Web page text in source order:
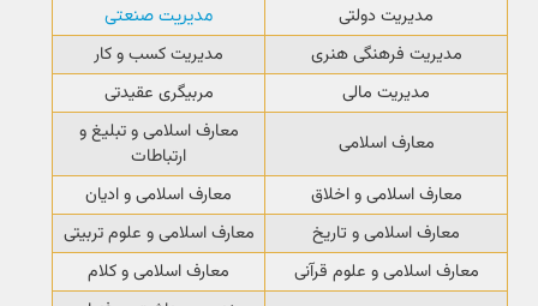
مدیریت دولتی
مدیریت صنعتی
مدیریت فرهنگی هنری
مدیریت کسب و کار
مدیریت مالی
مربیگری عقیدتی
معارف اسلامی
معارف اسلامی و تبلیغ و
ارتباطات
معارف اسلامی و اخلاق
معارف اسلامی و ادیان
معارف اسلامی و تاریخ
معارف اسلامی و علوم تربیتی
معارف اسلامی و علوم قرآنی
معارف اسلامی و کلام